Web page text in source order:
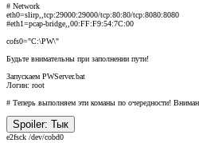
# Network
eth0=slirp,,tcp:29000:29000/tcp:80:80/tcp:8080:8080
#eth1=pcap-bridge,,00:FF:F9:54:7C:00
cofs0="C:\PW\"
Будьте внимательны при заполнении пути!
Запускаем PWServer.bat
Логин: root
# Теперь выполняем эти команы по очередности!
Spoiler: Тык
e2fsck /dev/cobd0